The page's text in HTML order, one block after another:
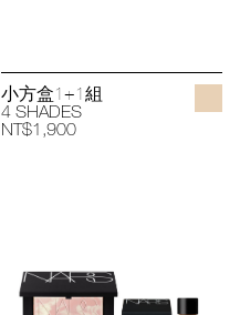
小方盒1+1組
4 SHADES
NT$1,900